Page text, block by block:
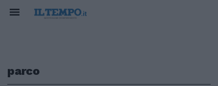
parco